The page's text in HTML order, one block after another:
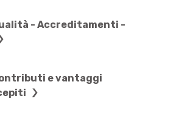
- Accreditamenti -
e vantaggi